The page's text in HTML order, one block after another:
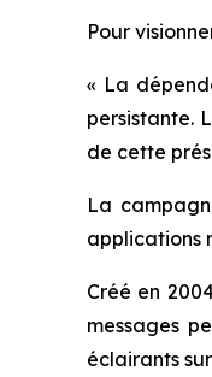
Pour
« La
persistante.
de cette
La
applications
Créé en
messages
éclairants